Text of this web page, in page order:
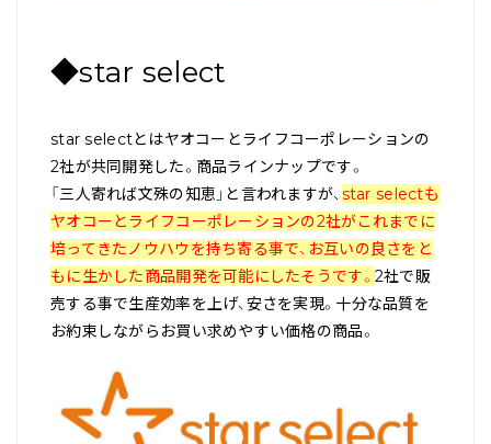
◆star select
star selectとはヤオコーとライフコーポレーションの
2社が共同開発した。商品ラインナップです。
「三人寄れば文殊の知恵」と言われますが、star selectも
ヤオコーとライフコーポレーションの2社がこれまでに
培ってきたノウハウを持ち寄る事で、お互いの良さをと
もに生かした商品開発を可能にしたそうです。 2社で販
売する事で生産効率を上げ、安さを実現。十分な品質を
お約束しながらお買い求めやすい価格の商品。